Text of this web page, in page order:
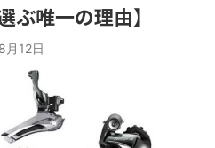
ぶ唯一の理由】
月12日